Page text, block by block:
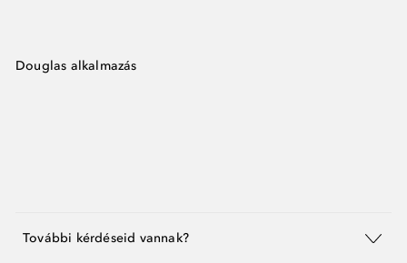
Douglas alkalmazás
További kérdéseid vannak?